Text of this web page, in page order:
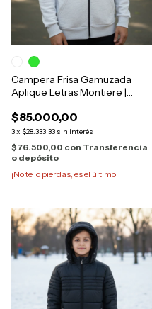
Campera Frisa Gamuzada
Aplique Letras Montiere |
$85.000,00
3x $28.333,33 sin interés
$76.500,00 con Transferencia
o depósito
¡No te lo pierdas, es el último!